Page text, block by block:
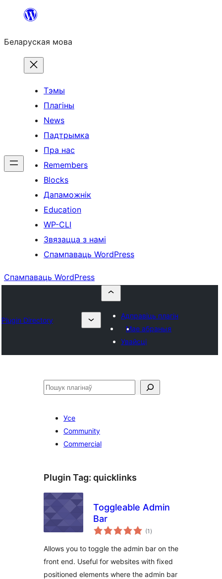
Перайсці
змесціва
Беларуская мова
Тэмы
Плагіны
News
Падтрымка
Пра нас
Remembers
Blocks
Дапаможнік
Education
WP-CLI
Звязацца з намі
Спампаваць WordPress
Спампаваць WordPress
Plugin Directory
Адправіць плагін
Мае абраныя
Увайсці
Пошук
Усе
Community
Commercial
Plugin Tag: quicklinks
Toggleable Admin
Bar
(1 total
ratings
)
Allows you to toggle the admin bar on the
front end. Useful for websites with fixed
positioned elements where the admin bar